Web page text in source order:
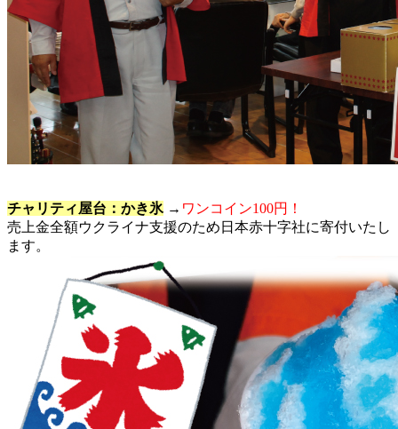
チャリティ屋台：かき氷→ ワンコイン100円！
売上金全額ウクライナ支援のため日本赤十字社に寄付いたし
ます。